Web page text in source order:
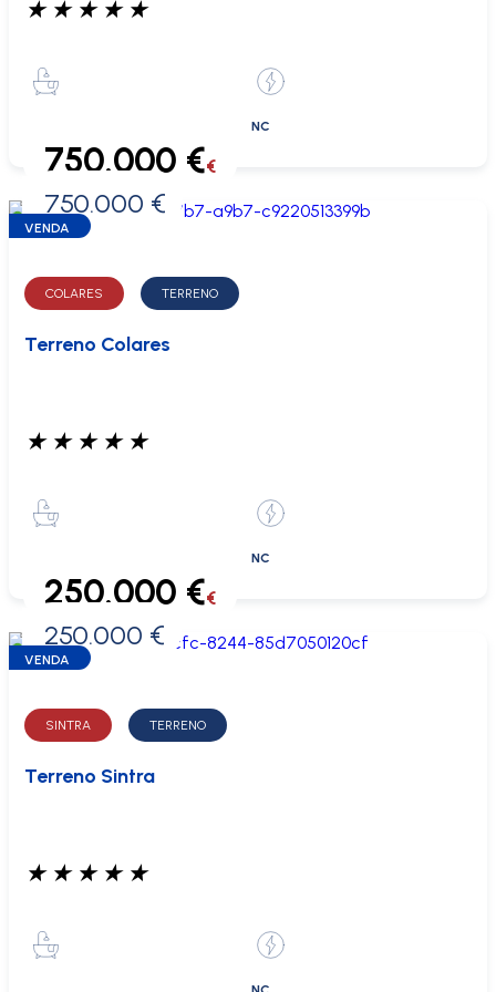
★ ★ ★ ★ ★
NC
0 €
750.000 €€
750.000 €
VENDA
COLARES TERRENO
Terreno Colares
★ ★ ★ ★ ★
NC
0 €
250.000 €€
250.000 €
VENDA
SINTRA TERRENO
Terreno Sintra
★ ★ ★ ★ ★